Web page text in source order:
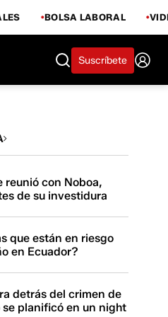
BOLSA LABORAL
Suscríbete
reunió con Noboa,
de su investidura
que están en riesgo
en Ecuador?
detrás del crimen de
planificó en un night